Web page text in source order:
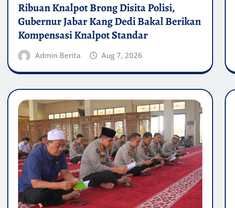
Ribuan Knalpot Brong Disita Polisi,
Gubernur Jabar Kang Dedi Bakal Berikan
Kompensasi Knalpot Standar
Admin Berita Aug 7, 2026